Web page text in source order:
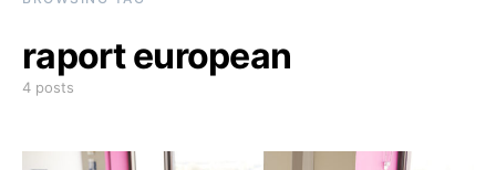
raport european
4 posts